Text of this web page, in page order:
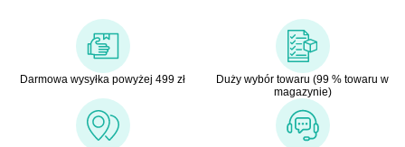
Darmowa wysyłka powyżej 499 zł
Duży wybór towaru (99 % towaru w
magazynie)